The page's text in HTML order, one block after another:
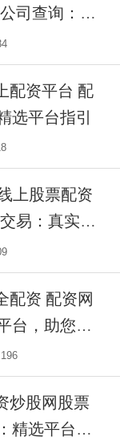
司查询：专
选平台指引
易：真实账
台，助您轻
196
精选平台，